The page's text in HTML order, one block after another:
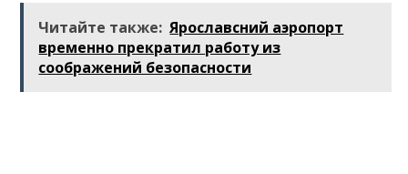
Читайте также: Ярославсний аэропорт
временно прекратил работу из
соображений безопасности